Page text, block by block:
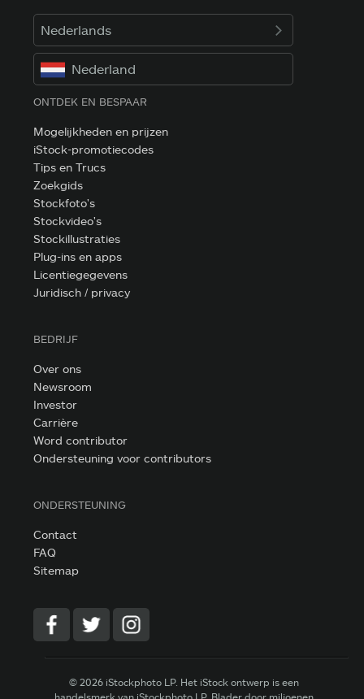
Nederlands
Nederland
ONTDEK EN BESPAAR
Mogelijkheden en prijzen
iStock-promotiecodes
Tips en Trucs
Zoekgids
Stockfoto's
Stockvideo's
Stockillustraties
Plug-ins en apps
Licentiegegevens
Juridisch / privacy
BEDRIJF
Over ons
Newsroom
Investor
Carrière
Word contributor
Ondersteuning voor contributors
ONDERSTEUNING
Contact
FAQ
Sitemap
© 2026 iStockphoto LP. Het iStock ontwerp is een